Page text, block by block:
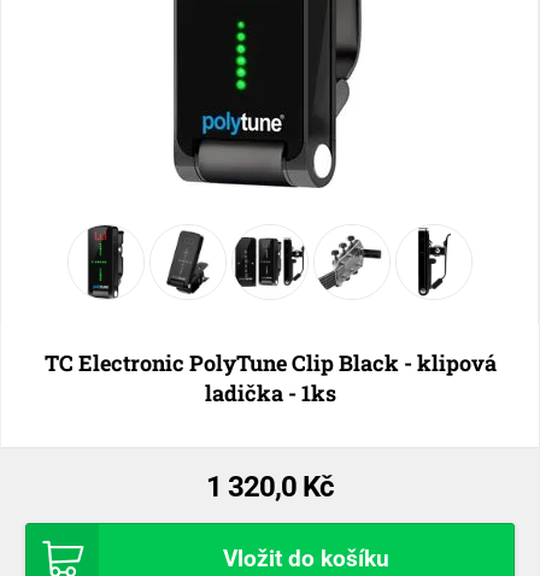
TC Electronic PolyTune Clip Black - klipová
ladička - 1ks
1 320,0 Kč
Vložit do košíku